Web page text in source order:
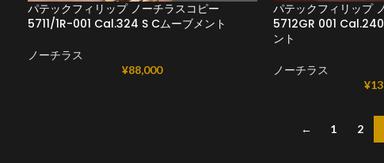
パテックフィリップ ノーチラスコピー
5711/1R-001 Cal.324 S Cムーブメント
ノーチラス
¥88,000
パテックフィリップ
5712GR 001 Cal.240
ント
ノーチラス
¥
← 1 2